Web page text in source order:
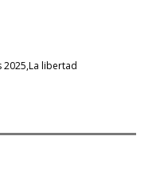
2025 La libertad